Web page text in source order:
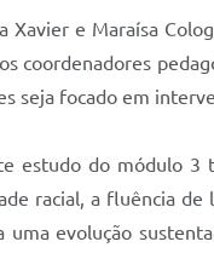
e Maraísa
coordenadores
seja focado em
estudo do módulo
racial, a fluência
evolução